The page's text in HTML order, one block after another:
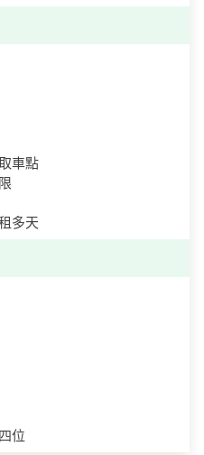
車點
多天
位